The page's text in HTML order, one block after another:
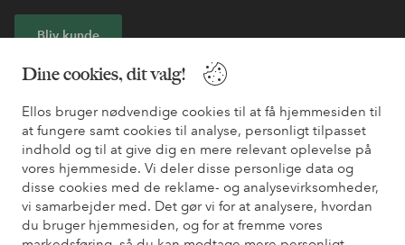
Dine cookies, dit valg!
Ellos bruger nødvendige cookies til at få hjemmesiden til
at fungere samt cookies til analyse, personligt tilpasset
indhold og til at give dig en mere relevant oplevelse på
vores hjemmeside. Vi deler disse personlige data og
disse cookies med de reklame- og analysevirksomheder,
vi samarbejder med. Det gør vi for at analysere, hvordan
du bruger hjemmesiden, og for at fremme vores
Bliv kunde
* Se tilbudsbetingelser ved registrering
Har du brug for hjælp?
Du kan finde svar på de oftest stillede spørgsmål i vores FAQ.
Du kan også finde oplysninger om, hvordan du kontakter os.